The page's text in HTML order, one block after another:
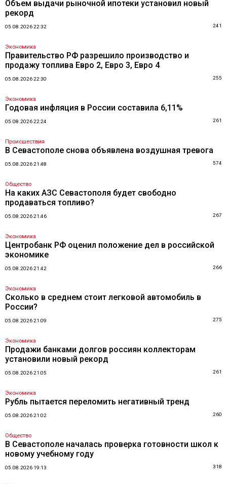
Объем выдачи рыночной ипотеки установил новый
рекорд
05.08.2026 22:32 241
Экономика
Правительство РФ разрешило производство и
продажу топлива Евро 2, Евро 3, Евро 4
05.08.2026 22:30 255
Экономика
Годовая инфляция в России составила 6,11%
05.08.2026 22:24 261
Происшествия
В Севастополе снова объявлена воздушная тревога
05.08.2026 21:48 574
Общество
На каких АЗС Севастополя будет свободно
продаваться топливо?
05.08.2026 21:46 267
Экономика
Центробанк РФ оценил положение дел в российской
экономике
05.08.2026 21:42 266
Экономика
Сколько в среднем стоит легковой автомобиль в
России?
05.08.2026 21:09 275
Экономика
Продажи банками долгов россиян коллекторам
установили новый рекорд
05.08.2026 21:05 261
Экономика
Рубль пытается переломить негативный тренд
05.08.2026 21:02 260
Общество
В Севастополе началась проверка готовности школ к
новому учебному году
05.08.2026 19:13 318